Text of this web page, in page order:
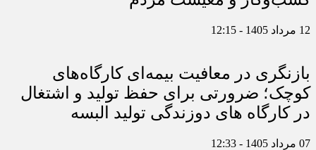
12 مرداد 1405 - 12:15
بازنگری در معافیت بیمه‌ای کارگاه‌های
کوچک؛ ضرورتی برای حفظ تولید و اشتغال
در کارگاه های دوزندگی تولید البسه
07 مرداد 1405 - 12:33